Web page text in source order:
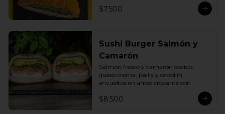
$7.500
Sushi Burger Salmón y
Camarón
Salmón fresco y camarón cocido,
queso crema, palta y cebollín,
envueltos en arroz crocante con
$8.500